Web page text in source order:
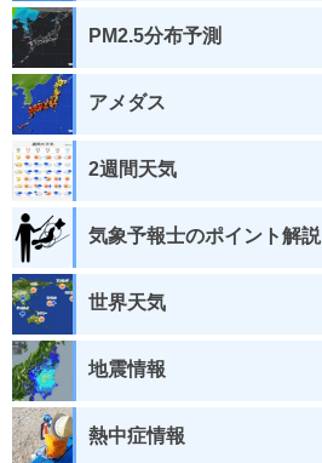
PM2.5分布予測
アメダス
2週間天気
気象予報士のポイント解説
世界天気
地震情報
熱中症情報